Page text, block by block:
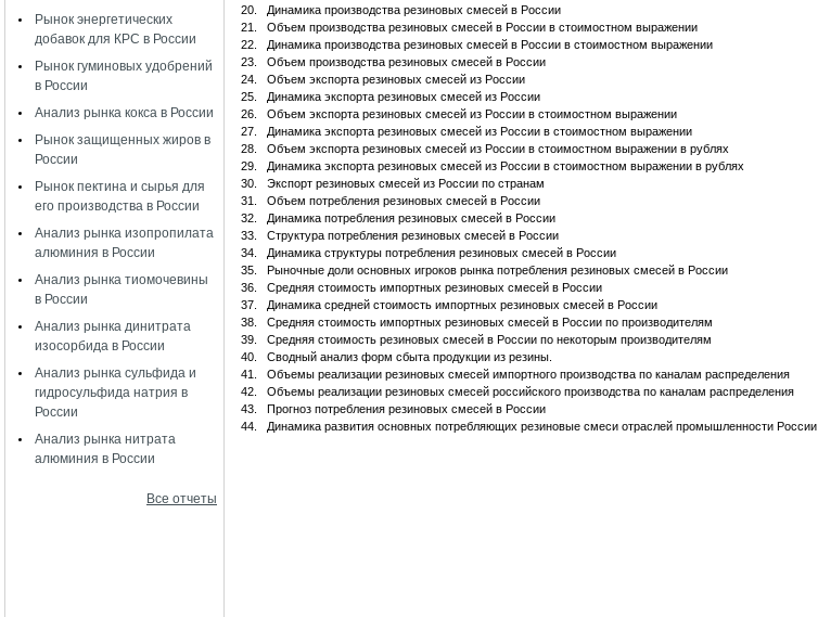
Рынок энергетических
добавок для КРС в России
Рынок гуминовых удобрений
в России
Анализ рынка кокса в России
Рынок защищенных жиров в
России
Рынок пектина и сырья для
его производства в России
Анализ рынка изопропилата
алюминия в России
Анализ рынка тиомочевины
в России
Анализ рынка динитрата
изосорбида в России
Анализ рынка сульфида и
гидросульфида натрия в
России
Анализ рынка нитрата
алюминия в России
Все отчеты
20.
Динамика производства резиновых смесей в России
21.
Объем производства резиновых смесей в России в стоимостном выражении
22.
Динамика производства резиновых смесей в России в стоимостном выражении
23.
Объем производства резиновых смесей в России
24.
Объем экспорта резиновых смесей из России
25.
Динамика экспорта резиновых смесей из России
26.
Объем экспорта резиновых смесей из России в стоимостном выражении
27.
Динамика экспорта резиновых смесей из России в стоимостном выражении
28.
Объем экспорта резиновых смесей из России в стоимостном выражении в рублях
29.
Динамика экспорта резиновых смесей из России в стоимостном выражении в рублях
30.
Экспорт резиновых смесей из России по странам
31.
Объем потребления резиновых смесей в России
32.
Динамика потребления резиновых смесей в России
33.
Структура потребления резиновых смесей в России
34.
Динамика структуры потребления резиновых смесей в России
35.
Рыночные доли основных игроков рынка потребления резиновых смесей в России
36.
Средняя стоимость импортных резиновых смесей в России
37.
Динамика средней стоимость импортных резиновых смесей в России
38.
Средняя стоимость импортных резиновых смесей в России по производителям
39.
Средняя стоимость резиновых смесей в России по некоторым производителям
40.
Сводный анализ форм сбыта продукции из резины.
41.
Объемы реализации резиновых смесей импортного производства по каналам распределения
42.
Объемы реализации резиновых смесей российского производства по каналам распределения
43.
Прогноз потребления резиновых смесей в России
44.
Динамика развития основных потребляющих резиновые смеси отраслей промышленности России